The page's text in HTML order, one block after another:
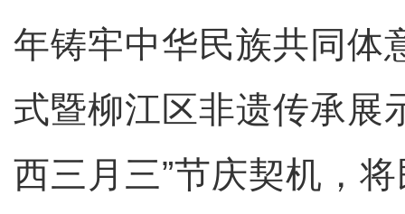
年铸牢中华民族共同体
式暨柳江区非遗传承展
西三月三”节庆契机，